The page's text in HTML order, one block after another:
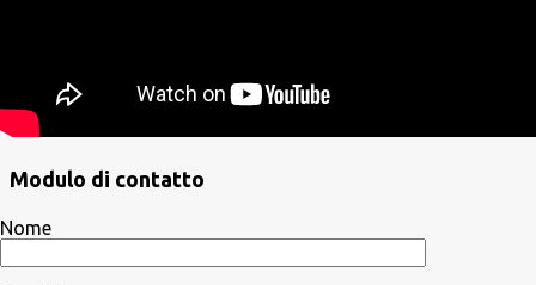
Modulo di contatto
Nome